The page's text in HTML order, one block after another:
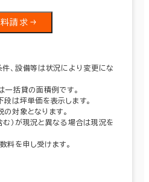
請求
、設備等は状況により変更にな
一括貸の面積例です。
は坪単価を表示します。
対象となります。
）が現況と異なる場合は現況を
を申し受けます。